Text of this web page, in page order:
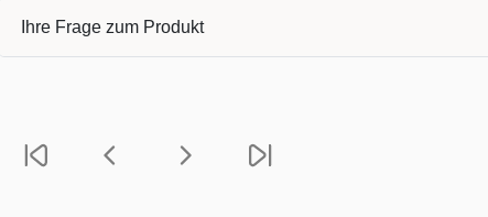
Ihre Frage zum Produkt